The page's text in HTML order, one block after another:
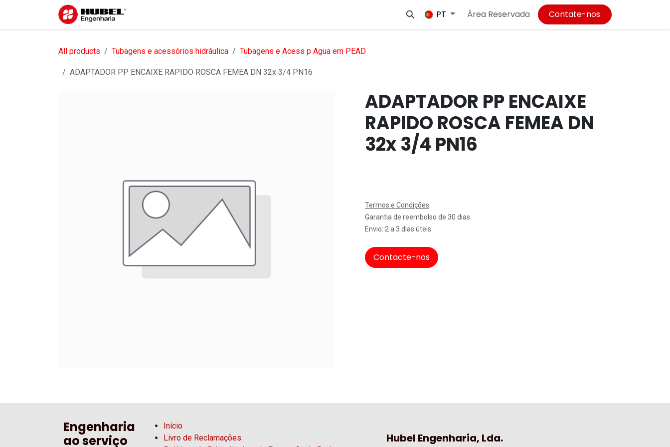
Pular para o conteúdo
Empregos
PT Área Reservada Contate-nos
All products Tubagens e acessórios hidráulica Tubagens e Acess p Agua em PEAD
ADAPTADOR PP ENCAIXE RAPIDO ROSCA FEMEA DN 32x 3/4 PN16
ADAPTADOR PP ENCAIXE
RAPIDO ROSCA FEMEA DN
32x 3/4 PN16
Termos e Condições
Garantia de reembolso de 30 dias
Envio: 2 a 3 dias úteis
Contacte-nos
Hubel Engenharia, Lda.
Engenharia
ao serviço
Início
Livro de Reclamações